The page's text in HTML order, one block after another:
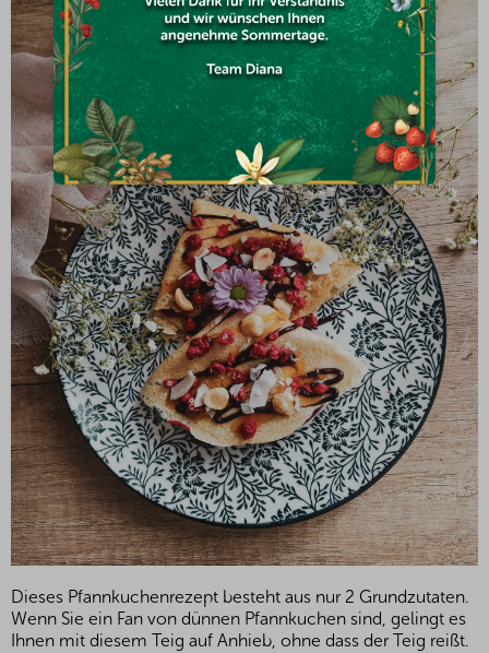
Dieses Pfannkuchenrezept besteht aus nur 2 Grundzutaten.
Wenn Sie ein Fan von dünnen Pfannkuchen sind, gelingt es
Ihnen mit diesem Teig auf Anhieb, ohne dass der Teig reißt.